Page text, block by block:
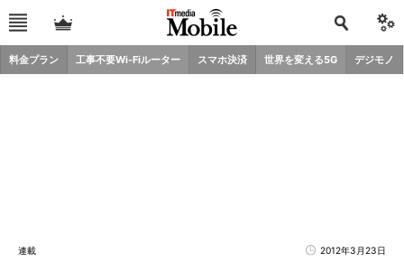
料金プラン 工事不要Wi-Fiルーター スマホ決済 世界を変える5G デジモノ
連載 2012年3月23日